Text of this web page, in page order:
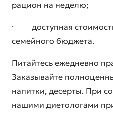
рацион на неделю;
· доступная
семейного бюджета.
Питайтесь ежедневно
Заказывайте
напитки, десерты. При
нашими диетологами